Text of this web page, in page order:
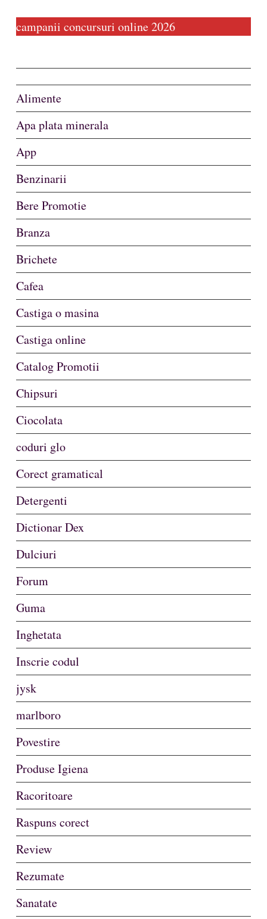
campanii concursuri online 2026
Alimente
Apa plata minerala
App
Benzinarii
Bere Promotie
Branza
Brichete
Cafea
Castiga o masina
Castiga online
Catalog Promotii
Chipsuri
Ciocolata
coduri glo
Corect gramatical
Detergenti
Dictionar Dex
Dulciuri
Forum
Guma
Inghetata
Inscrie codul
jysk
marlboro
Povestire
Produse Igiena
Racoritoare
Raspuns corect
Review
Rezumate
Sanatate